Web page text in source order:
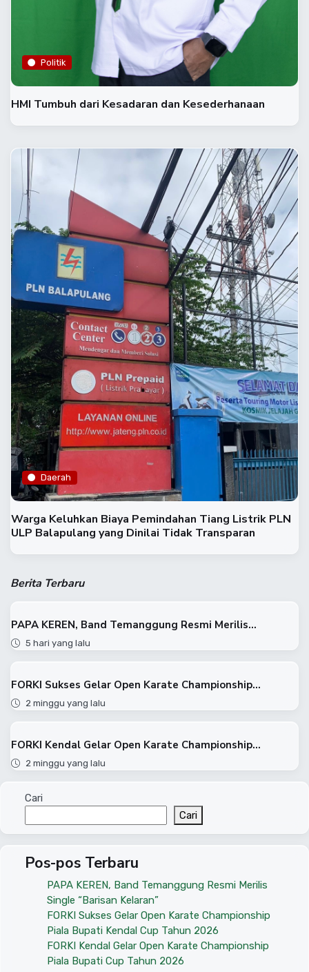
Politik
HMI Tumbuh dari Kesadaran dan Kesederhanaan
Daerah
Warga Keluhkan Biaya Pemindahan Tiang Listrik PLN
ULP Balapulang yang Dinilai Tidak Transparan
Berita Terbaru
PAPA KEREN, Band Temanggung Resmi Merilis...
5 hari yang lalu
FORKI Sukses Gelar Open Karate Championship...
2 minggu yang lalu
FORKI Kendal Gelar Open Karate Championship...
2 minggu yang lalu
Cari
Cari
Pos-pos Terbaru
PAPA KEREN, Band Temanggung Resmi Merilis
Single “Barisan Kelaran”
FORKI Sukses Gelar Open Karate Championship
Piala Bupati Kendal Cup Tahun 2026
FORKI Kendal Gelar Open Karate Championship
Piala Bupati Cup Tahun 2026